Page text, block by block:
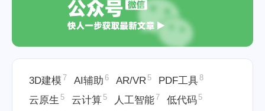
3D建模 7 AI辅助 6 AR/VR 5 PDF工具8
云原生 5 云计算 5 人工智能7 低代码 5